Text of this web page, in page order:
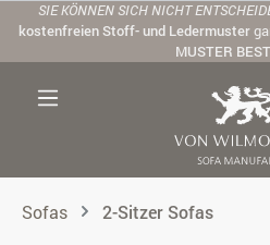
Zum Hauptinhalt springen
SIE KÖNNEN SICH NICHT
kostenfreien Stoff- und Ledermuster
MUSTER
Sofas 2-Sitzer Sofas